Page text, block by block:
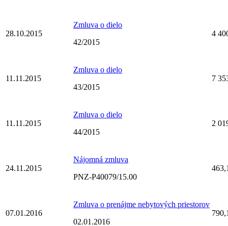
28.10.2015
Zmluva o dielo
42/2015
4
11.11.2015
Zmluva o dielo
43/2015
7
11.11.2015
Zmluva o dielo
44/2015
2
24.11.2015
Nájomná zmluva
PNZ-P40079/15.00
07.01.2016
Zmluva o prenájme nebytových priestorov
02.01.2016